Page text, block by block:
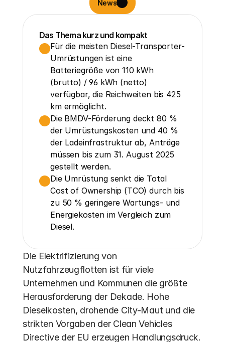
News
Das Thema kurz und kompakt
Für die meisten Diesel-Transporter-
Umrüstungen ist eine
Batteriegröße von 110 kWh
(brutto) / 96 kWh (netto)
verfügbar, die Reichweiten bis 425
km ermöglicht.
Die BMDV-Förderung deckt 80 %
der Umrüstungskosten und 40 %
der Ladeinfrastruktur ab, Anträge
müssen bis zum 31. August 2025
gestellt werden.
Die Umrüstung senkt die Total
Cost of Ownership (TCO) durch bis
zu 50 % geringere Wartungs- und
Energiekosten im Vergleich zum
Diesel.
Die Elektrifizierung von
Nutzfahrzeugflotten ist für viele
Unternehmen und Kommunen die größte
Herausforderung der Dekade. Hohe
Dieselkosten, drohende City-Maut und die
strikten Vorgaben der Clean Vehicles
Directive der EU erzeugen Handlungsdruck.